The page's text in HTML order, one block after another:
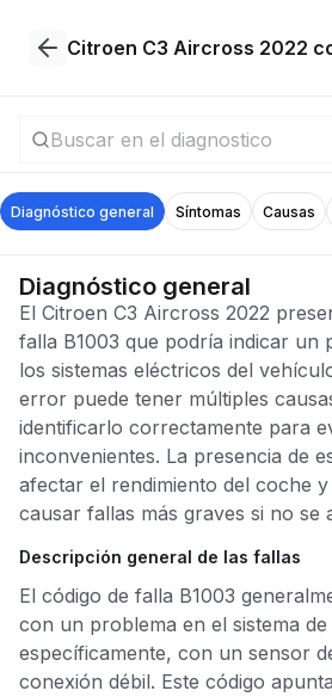
Citroen C3 Aircross 2022
Diagnóstico general Síntomas Causas
Diagnóstico general
El Citroen C3 Aircross 2022
falla B1003 que podría indicar un
los sistemas eléctricos del
error puede tener múltiples
identificarlo correctamente para
inconvenientes. La presencia de
afectar el rendimiento del coche
causar fallas más graves si no se
Descripción general de las fallas
El código de falla B1003
con un problema en el sistema de
específicamente, con un sensor
conexión débil. Este código